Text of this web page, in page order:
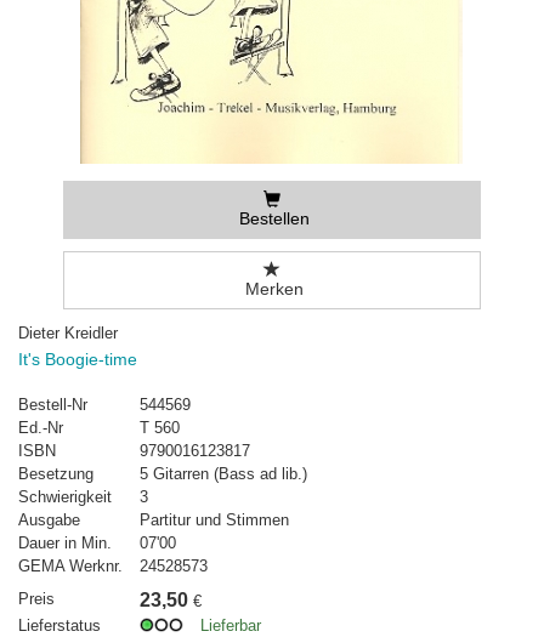
Bestellen
Merken
Dieter Kreidler
It's Boogie-time
Bestell-Nr
544569
Ed.-Nr
T 560
ISBN
9790016123817
Besetzung
5 Gitarren (Bass ad lib.)
Schwierigkeit
3
Ausgabe
Partitur und Stimmen
Dauer in Min.
07'00
GEMA Werknr.
24528573
Preis
23,50 €
Lieferstatus
Lieferbar